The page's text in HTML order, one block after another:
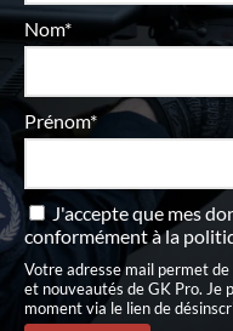
Nom*
Prénom*
J'accepte que mes
conformément àla
Votre adresse mail permet
et nouveautés de GK Pro.
moment via le lien de